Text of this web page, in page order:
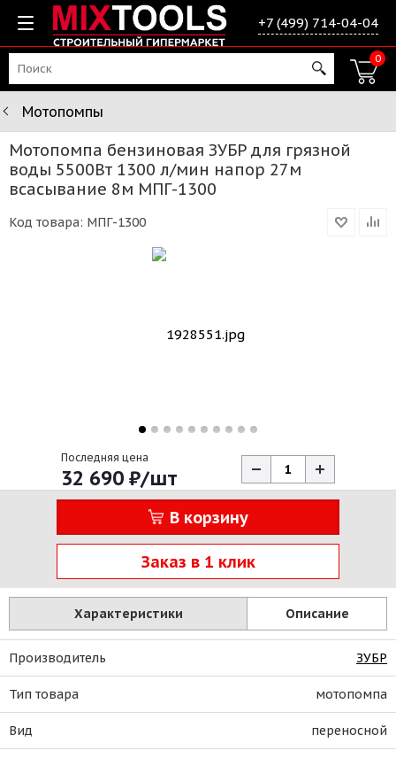
+7 (499) 714-04-04
0
Мотопомпы
Мотопомпа бензиновая ЗУБР для грязной
воды 5500Вт 1300 л/мин напор 27м
всасывание 8м МПГ-1300
Код товара: МПГ-1300
Последняя цена
32 690 ₽/шт
В корзину
Заказ в 1 клик
Характеристики Описание
Производитель ЗУБР
Тип товара мотопомпа
Вид переносной